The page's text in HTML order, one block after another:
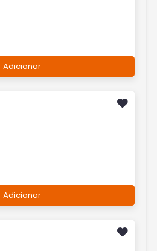
Adicionar
Adicionar